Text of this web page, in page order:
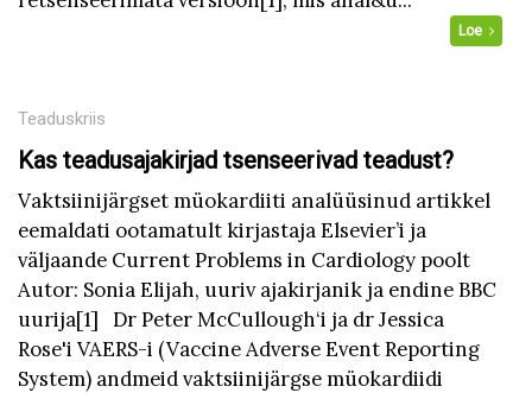
Loe
Teaduskriis
Kas teadusajakirjad tsenseerivad teadust?
Vaktsiinijärgset müokardiiti analüüsinud artikkel
eemaldati ootamatult kirjastaja Elsevier’i ja
väljaande Current Problems in Cardiology poolt
Autor: Sonia Elijah, uuriv ajakirjanik ja endine BBC
uurija[1] Dr Peter McCullough‘i ja dr Jessica
Rose'i VAERS-i (Vaccine Adverse Event Reporting
System) andmeid vaktsiinijärgse müokardiidi